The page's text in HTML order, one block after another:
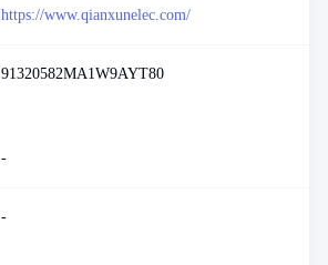
https://www.qianxunelec.com/
91320582MA1W9AYT80
-
-